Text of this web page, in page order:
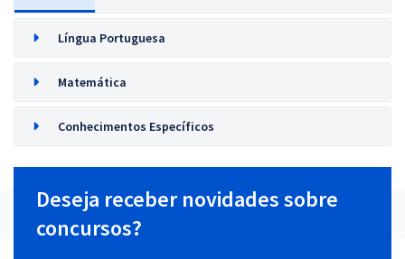
Língua Portuguesa
Matemática
Conhecimentos Específicos
Deseja receber novidades sobre
concursos?